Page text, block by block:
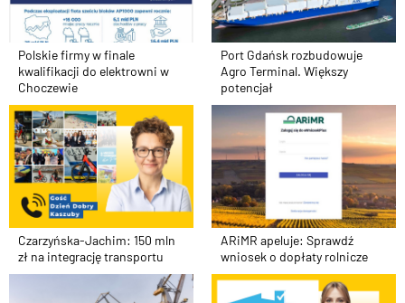
Polskie firmy w finale
kwalifikacji do elektrowni w
Choczewie
Port Gdańsk rozbudowuje
Agro Terminal. Większy
potencjał
Czarzyńska-Jachim: 150 mln
zł na integrację transportu
ARiMR apeluje: Sprawdź
wniosek o dopłaty rolnicze